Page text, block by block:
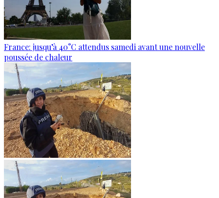
France: jusqu’à 40°C attendus samedi avant une nouvelle
poussée de chaleur